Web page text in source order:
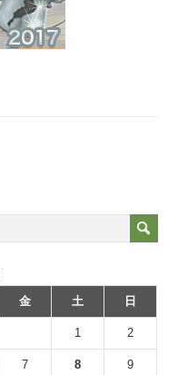
金 土 日
1 2
7 8 9